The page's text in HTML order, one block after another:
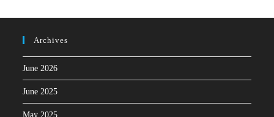
Archives
June 2026
June 2025
May 2025